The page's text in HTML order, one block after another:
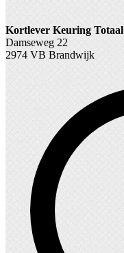
Kortlever Keuring Totaal
Damseweg 22
2974 VB Brandwijk